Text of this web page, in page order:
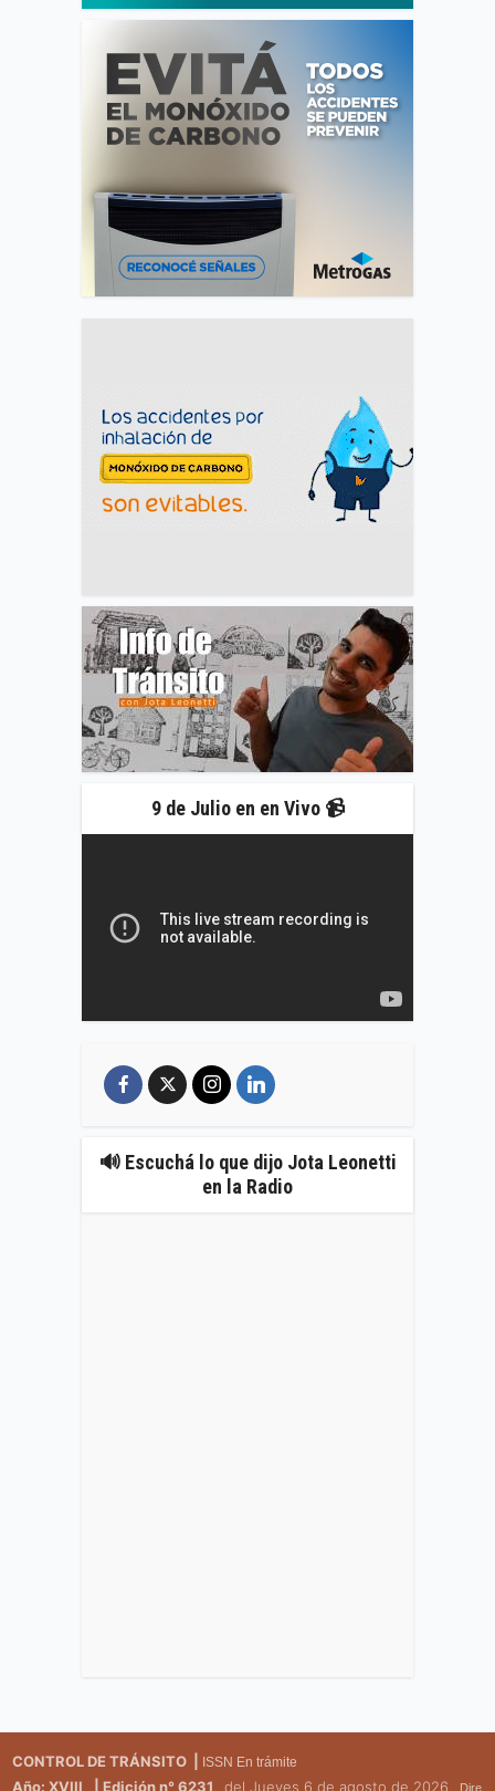
9 de Julio en en Vivo 📹
🔊 Escuchá lo que dijo Jota Leonetti
en la Radio
CONTROL DE TRÁNSITO | ISSN En trámite
Año: XVIII | Edición n° 6231 del Jueves 6 de agosto de 2026 Dire